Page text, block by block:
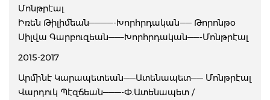
Մոնթրէալ
Իռեն Թիլիմեան————-Խորհրդական—— Թորոնթօ
Սիլվա Գարբուզեան——–Խորհրդական——-Մոնթրէալ
2015-2017
Արմինէ Կարապետեան——Ատենապետ—— Մոնթրէալ
Վարդուկ Պէզճեան———-Փ.Ատենապետ /